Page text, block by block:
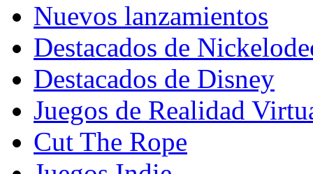
Nuevos lanzamientos
Destacados de
Destacados de Disney
Juegos de Realidad
Cut The Rope